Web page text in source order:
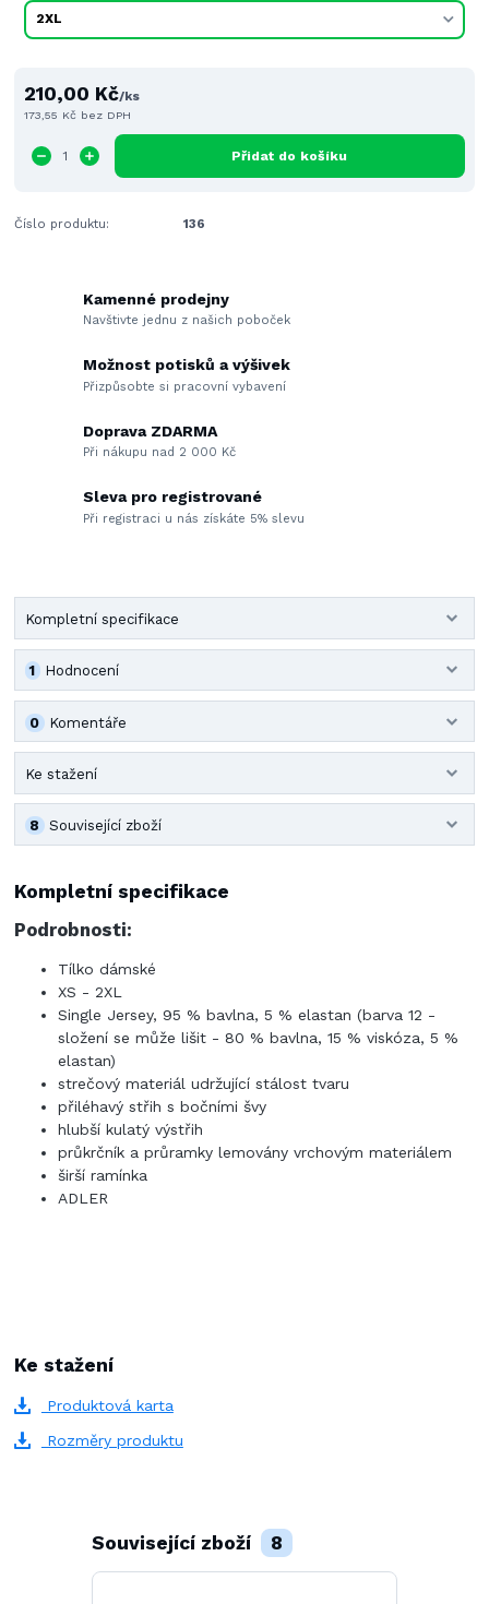
210,00 Kč/ks
173,55 Kč bez DPH
Přidat do košíku
Číslo produktu: 136
Kamenné prodejny
Navštivte jednu z našich poboček
Možnost potisků a výšivek
Přizpůsobte si pracovní vybavení
Doprava ZDARMA
Při nákupu nad 2 000 Kč
Sleva pro registrované
Při registraci u nás získáte 5% slevu
Kompletní specifikace
Hodnocení
1
Komentáře
0
Ke stažení
Související zboží
8
Kompletní specifikace
Podrobnosti:
Tílko dámské
XS - 2XL
Single Jersey, 95 % bavlna, 5 % elastan (barva 12 -
složení se může lišit - 80 % bavlna, 15 % viskóza, 5 %
elastan)
strečový materiál udržující stálost tvaru
přiléhavý střih s bočními švy
hlubší kulatý výstřih
průkrčník a průramky lemovány vrchovým materiálem
širší ramínka
ADLER
Ke stažení
Produktová karta
Rozměry produktu
Související zboží 8